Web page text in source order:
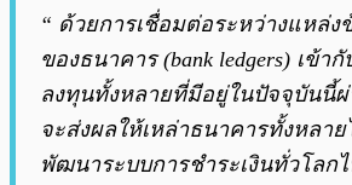
“ ด้วยการเชื่อมต่อระหว่างแหล่
ของธนาคาร (bank ledgers) เข้า
ลงทุนทั้งหลายที่มีอยู่ในปัจจุบันนี้ผ่
จะส่งผลให้เหล่าธนาคารทั้งหลา
พัฒนาระบบการชำระเงินทั่วโลก